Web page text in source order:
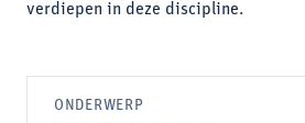
verdiepen in deze discipline.
ONDERWERP